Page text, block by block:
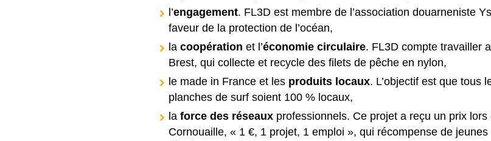
l’engagement. FL3D est membre de l’association douarneniste
faveur de la protection de l’océan,
la coopération et l’économie circulaire. FL3D compte travailler
Brest, qui collecte et recycle des filets de pêche en nylon,
le made in France et les produits locaux. L’objectif est que tous
planches de surf soient 100 % locaux,
la force des réseaux professionnels. Ce projet a reçu un prix
Cornouaille, « 1 €, 1 projet, 1 emploi », qui récompense de